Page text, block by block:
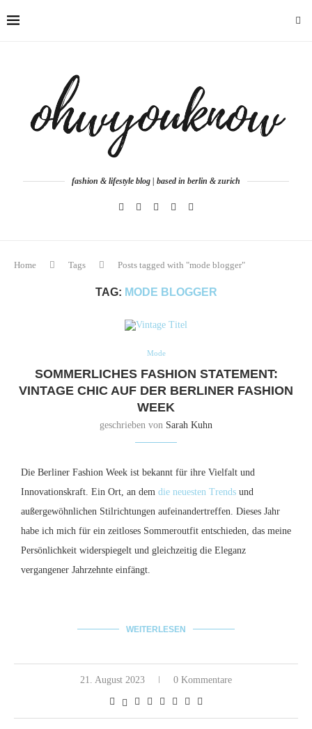
fashion & lifestyle blog | based in berlin & zurich
Home Tags Posts tagged with "mode blogger"
TAG: MODE BLOGGER
Mode
SOMMERLICHES FASHION STATEMENT:
VINTAGE CHIC AUF DER BERLINER FASHION
WEEK
geschrieben von Sarah Kuhn
Die Berliner Fashion Week ist bekannt für ihre Vielfalt und
Innovationskraft. Ein Ort, an dem die neuesten Trends und
außergewöhnlichen Stilrichtungen aufeinandertreffen. Dieses Jahr
habe ich mich für ein zeitloses Sommeroutfit entschieden, das meine
Persönlichkeit widerspiegelt und gleichzeitig die Eleganz
vergangener Jahrzehnte einfängt.
WEITERLESEN
21. August 2023 0 Kommentare